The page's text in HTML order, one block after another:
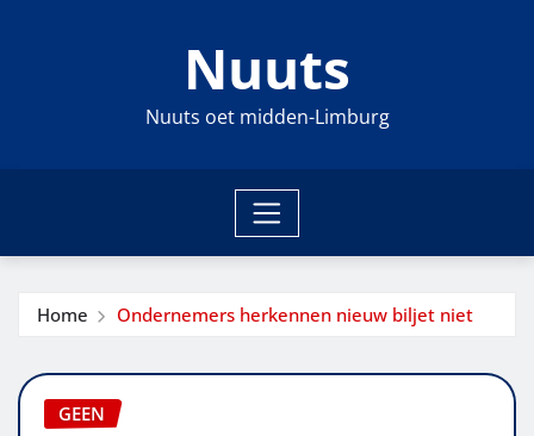
Nuuts
Nuuts oet midden-Limburg
Home Ondernemers herkennen nieuw biljet niet
GEEN